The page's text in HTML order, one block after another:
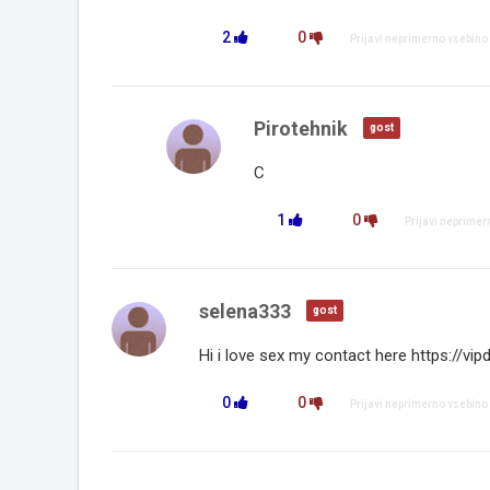
2 0 Prijavi neprimerno vsebino
Pirotehnik gost
C
1 0 Prijavi
selena333 gost
Hi i love sex my contact here https://
0 0 Prijavi neprimerno vsebino